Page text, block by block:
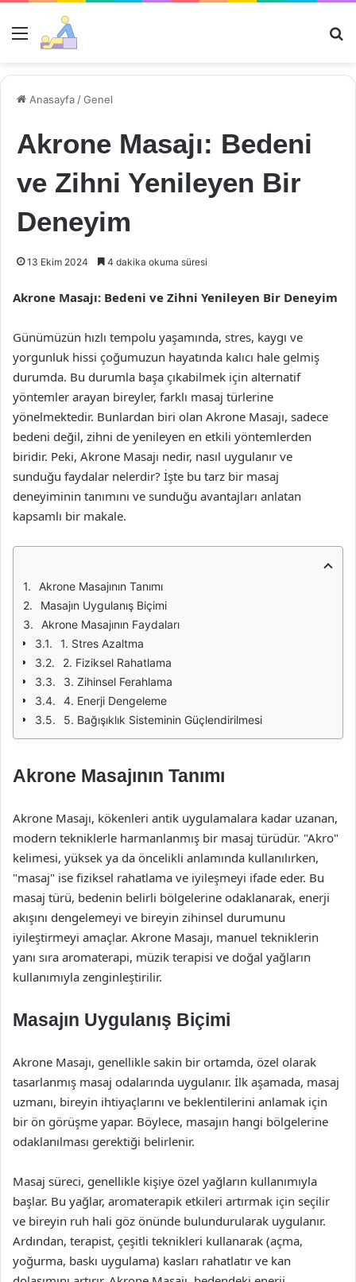
Menü
Anasayfa /Genel
Akrone Masajı: Bedeni
ve Zihni Yenileyen Bir
Deneyim
13 Ekim 2024 4 dakika okuma süresi
Akrone Masajı: Bedeni ve Zihni Yenileyen Bir Deneyim
Günümüzün hızlı tempolu yaşamında, stres, kaygı ve
yorgunluk hissi çoğumuzun hayatında kalıcı hale gelmiş
durumda. Bu durumla başa çıkabilmek için alternatif
yöntemler arayan bireyler, farklı masaj türlerine
yönelmektedir. Bunlardan biri olan Akrone Masajı, sadece
bedeni değil, zihni de yenileyen en etkili yöntemlerden
biridir. Peki, Akrone Masajı nedir, nasıl uygulanır ve
sunduğu faydalar nelerdir? İşte bu tarz bir masaj
deneyiminin tanımını ve sunduğu avantajları anlatan
kapsamlı bir makale.
Akrone Masajının Tanımı
Masajın Uygulanış Biçimi
Akrone Masajının Faydaları
1. Stres Azaltma
2. Fiziksel Rahatlama
3. Zihinsel Ferahlama
4. Enerji Dengeleme
5. Bağışıklık Sisteminin Güçlendirilmesi
Akrone Masajının Tanımı
Akrone Masajı, kökenleri antik uygulamalara kadar uzanan,
modern tekniklerle harmanlanmış bir masaj türüdür. "Akro"
kelimesi, yüksek ya da öncelikli anlamında kullanılırken,
"masaj" ise fiziksel rahatlama ve iyileşmeyi ifade eder. Bu
masaj türü, bedenin belirli bölgelerine odaklanarak, enerji
akışını dengelemeyi ve bireyin zihinsel durumunu
iyileştirmeyi amaçlar. Akrone Masajı, manuel tekniklerin
yanı sıra aromaterapi, müzik terapisi ve doğal yağların
kullanımıyla zenginleştirilir.
Masajın Uygulanış Biçimi
Akrone Masajı, genellikle sakin bir ortamda, özel olarak
tasarlanmış masaj odalarında uygulanır. İlk aşamada, masaj
uzmanı, bireyin ihtiyaçlarını ve beklentilerini anlamak için
bir ön görüşme yapar. Böylece, masajın hangi bölgelerine
odaklanılması gerektiği belirlenir.
Masaj süreci, genellikle kişiye özel yağların kullanımıyla
başlar. Bu yağlar, aromaterapik etkileri artırmak için seçilir
ve bireyin ruh hali göz önünde bulundurularak uygulanır.
Ardından, terapist, çeşitli teknikleri kullanarak (açma,
yoğurma, baskı uygulama) kasları rahatlatır ve kan